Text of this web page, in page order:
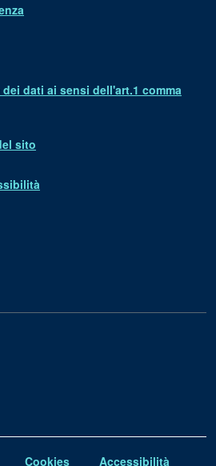
dati ai sensi dell'art.1 comma
sito
Cookies Accessibilità